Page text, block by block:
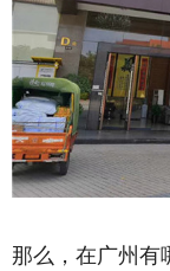
那么，在广州有